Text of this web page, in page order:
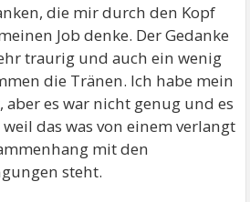
die mir durch den Kopf
Job denke. Der Gedanke
traurig und auch ein wenig
die Tränen. Ich habe mein
aber es war nicht genug und es
das was von einem verlangt
mit den
steht.